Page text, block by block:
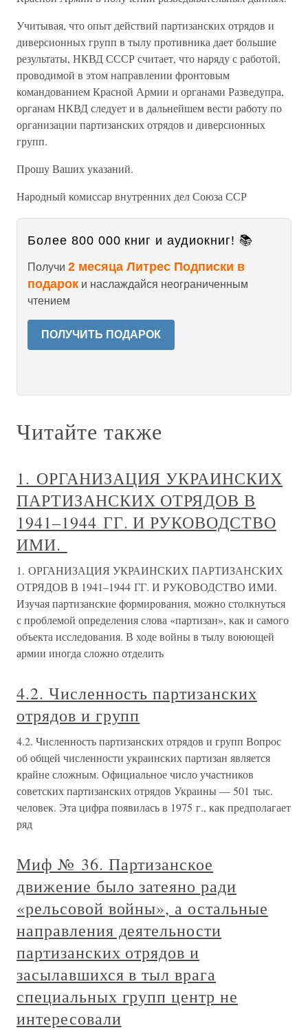
Учитывая, что опыт действий партизанских отрядов и
диверсионных групп в тылу противника дает большие
результаты, НКВД СССР считает, что наряду с работой,
проводимой в этом направлении фронтовым
командованием Красной Армии и органами Разведупра,
органам НКВД следует и в дальнейшем вести работу по
организации партизанских отрядов и диверсионных
групп.
Прошу Ваших указаний.
Народный комиссар внутренних дел Союза ССР
Более 800 000 книг и аудиокниг! 📚
Получи 2 месяца Литрес Подписки в
подарок и наслаждайся неограниченным
чтением
ПОЛУЧИТЬ ПОДАРОК
Читайте также
1. ОРГАНИЗАЦИЯ УКРАИНСКИХ
ПАРТИЗАНСКИХ ОТРЯДОВ В
1941–1944 ГГ. И РУКОВОДСТВО
ИМИ.
1. ОРГАНИЗАЦИЯ УКРАИНСКИХ ПАРТИЗАНСКИХ
ОТРЯДОВ В 1941–1944 ГГ. И РУКОВОДСТВО ИМИ.
Изучая партизанские формирования, можно столкнуться
с проблемой определения слова «партизан», как и самого
объекта исследования. В ходе войны в тылу воюющей
армии иногда сложно отделить
4.2. Численность партизанских
отрядов и групп
4.2. Численность партизанских отрядов и групп Вопрос
об общей численности украинских партизан является
крайне сложным. Официальное число участников
советских партизанских отрядов Украины — 501 тыс.
человек. Эта цифра появилась в 1975 г., как предполагает
ряд
Миф № 36. Партизанское
движение было затеяно ради
«рельсовой войны», а остальные
направления деятельности
партизанских отрядов и
засылавшихся в тыл врага
специальных групп центр не
интересовали